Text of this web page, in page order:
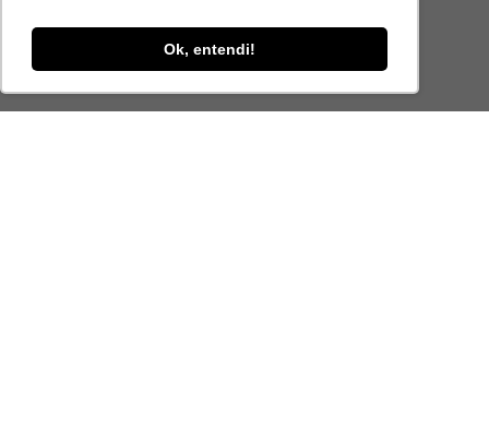
Ok, entendi!